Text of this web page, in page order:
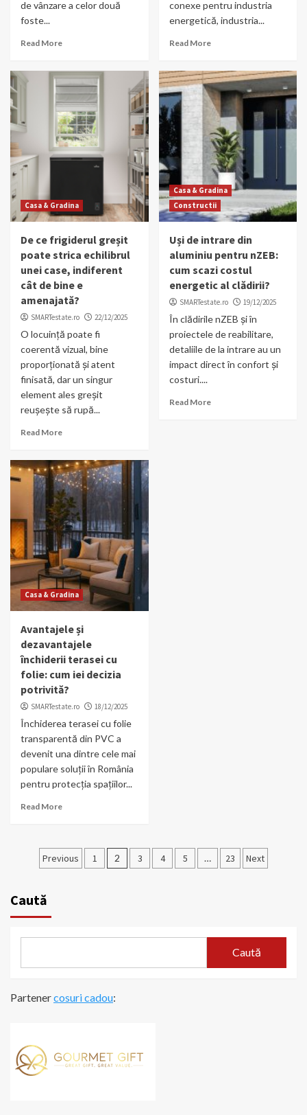
de vânzare a celor două
foste...
Read More
conexe pentru industria
energetică, industria...
Read More
Casa & Gradina
De ce frigiderul greșit
poate strica echilibrul
unei case, indiferent
cât de bine e
amenajată?
SMARTestate.ro 22/12/2025
O locuință poate fi
coerentă vizual, bine
proporționată și atent
finisată, dar un singur
element ales greșit
reușește să rupă...
Read More
Casa & Gradina
Constructii
Uși de intrare din
aluminiu pentru nZEB:
cum scazi costul
energetic al clădirii?
SMARTestate.ro 19/12/2025
În clădirile nZEB și în
proiectele de reabilitare,
detaliile de la intrare au un
impact direct în confort și
costuri....
Read More
Casa & Gradina
Avantajele și
dezavantajele
închiderii terasei cu
folie: cum iei decizia
potrivită?
SMARTestate.ro 18/12/2025
Închiderea terasei cu folie
transparentă din PVC a
devenit una dintre cele mai
populare soluții în România
pentru protecția spațiilor...
Read More
Paginație
Previous 1 2 3 4 5 … 23 Next
Caută
Caută
Partenercosuri cadou: